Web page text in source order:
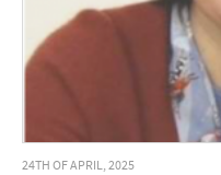
24TH OF APRIL, 2025